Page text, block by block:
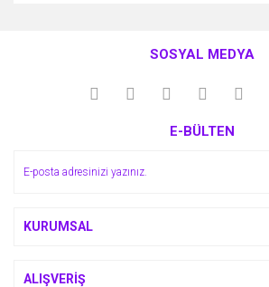
kullanarak tarafımıza iletebilirsiniz.
Görüş ve önerileriniz için teşekkür ederiz.
Ürün açıklamasında eksik bilgiler bulunuyor.
SOSYAL MEDYA
E-BÜLTEN
KURUMSAL
ALIŞVERİŞ